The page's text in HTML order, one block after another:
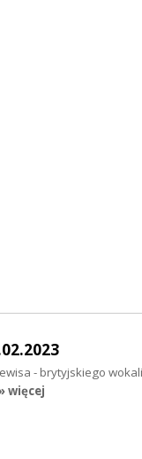
- brytyjskiego
więcej